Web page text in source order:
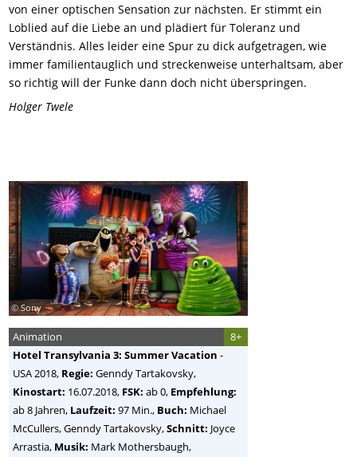
von einer optischen Sensation zur nächsten. Er stimmt ein
Loblied auf die Liebe an und plädiert für Toleranz und
Verständnis. Alles leider eine Spur zu dick aufgetragen, wie
immer familientauglich und streckenweise unterhaltsam, aber
so richtig will der Funke dann doch nicht überspringen.
Holger Twele
© Sony
8+
Animation
Hotel Transylvania 3: Summer Vacation -
USA2018, Regie: Genndy Tartakovsky,
Kinostart: 16.07.2018, FSK: ab 0, Empfehlung:
ab 8 Jahren, Laufzeit: 97 Min., Buch: Michael
McCullers, Genndy Tartakovsky,Schnitt: Joyce
Arrastia, Musik: Mark Mothersbaugh,